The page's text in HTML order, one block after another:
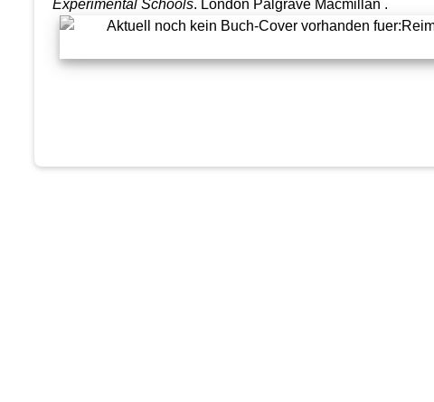
Experimental Schools. London Palgrave Macmillan .